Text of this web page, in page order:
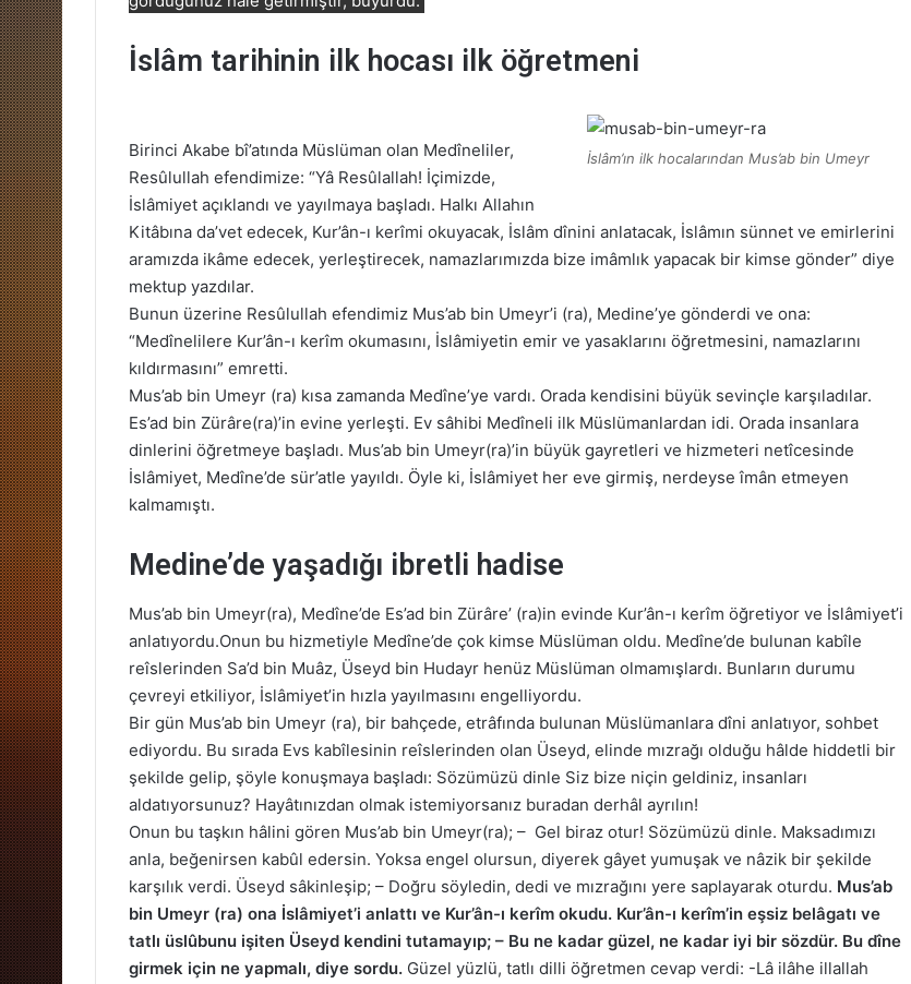
İslâm tarihinin ilk hocası ilk öğretmeni
İslâm’ın ilk hocalarından Mus’ab bin Umeyr
Birinci Akabe bî’atında Müslüman olan Medîneliler,
Resûlullah efendimize: “Yâ Resûlallah! İçimizde,
İslâmiyet açıklandı ve yayılmaya başladı. Halkı Allahın
Kitâbına da’vet edecek, Kur’ân-ı kerîmi okuyacak, İslâm dînini anlatacak, İslâmın sünnet ve emirlerini
aramızda ikâme edecek, yerleştirecek, namazlarımızda bize imâmlık yapacak bir kimse gönder” diye
mektup yazdılar.
Bunun üzerine Resûlullah efendimiz Mus’ab bin Umeyr’i (ra), Medine’ye gönderdi ve ona:
“Medînelilere Kur’ân-ı kerîm okumasını, İslâmiyetin emir ve yasaklarını öğretmesini, namazlarını
kıldırmasını” emretti.
Mus’ab bin Umeyr (ra) kısa zamanda Medîne’ye vardı. Orada kendisini büyük sevinçle karşıladılar.
Es’ad bin Zürâre(ra)’in evine yerleşti. Ev sâhibi Medîneli ilk Müslümanlardan idi. Orada insanlara
dinlerini öğretmeye başladı. Mus’ab bin Umeyr(ra)’in büyük gayretleri ve hizmeteri netîcesinde
İslâmiyet, Medîne’de sür’atle yayıldı. Öyle ki, İslâmiyet her eve girmiş, nerdeyse îmân etmeyen
kalmamıştı.
Medine’de yaşadığı ibretli hadise
Mus’ab bin Umeyr(ra), Medîne’de Es’ad bin Zürâre’ (ra)in evinde Kur’ân-ı kerîm öğretiyor ve İslâmiyet’i
anlatıyordu.Onun bu hizmetiyle Medîne’de çok kimse Müslüman oldu. Medîne’de bulunan kabîle
reîslerinden Sa’d bin Muâz, Üseyd bin Hudayr henüz Müslüman olmamışlardı. Bunların durumu
çevreyi etkiliyor, İslâmiyet’in hızla yayılmasını engelliyordu.
Bir gün Mus’ab bin Umeyr (ra), bir bahçede, etrâfında bulunan Müslümanlara dîni anlatıyor, sohbet
ediyordu. Bu sırada Evs kabîlesinin reîslerinden olan Üseyd, elinde mızrağı olduğu hâlde hiddetli bir
şekilde gelip, şöyle konuşmaya başladı: Sözümüzü dinle Siz bize niçin geldiniz, insanları
aldatıyorsunuz? Hayâtınızdan olmak istemiyorsanız buradan derhâl ayrılın!
Onun bu taşkın hâlini gören Mus’ab bin Umeyr(ra); – Gel biraz otur! Sözümüzü dinle. Maksadımızı
anla, beğenirsen kabûl edersin. Yoksa engel olursun, diyerek gâyet yumuşak ve nâzik bir şekilde
karşılık verdi. Üseyd sâkinleşip; – Doğru söyledin, dedi ve mızrağını yere saplayarak oturdu. Mus’ab
bin Umeyr (ra) ona İslâmiyet’i anlattı ve Kur’ân-ı kerîm okudu. Kur’ân-ı kerîm’in eşsiz belâgatı ve
tatlı üslûbunu işiten Üseyd kendini tutamayıp; – Bu ne kadar güzel, ne kadar iyi bir sözdür. Bu dîne
girmek için ne yapmalı, diye sordu. Güzel yüzlü, tatlı dilli öğretmen cevap verdi: -Lâ ilâhe illallah